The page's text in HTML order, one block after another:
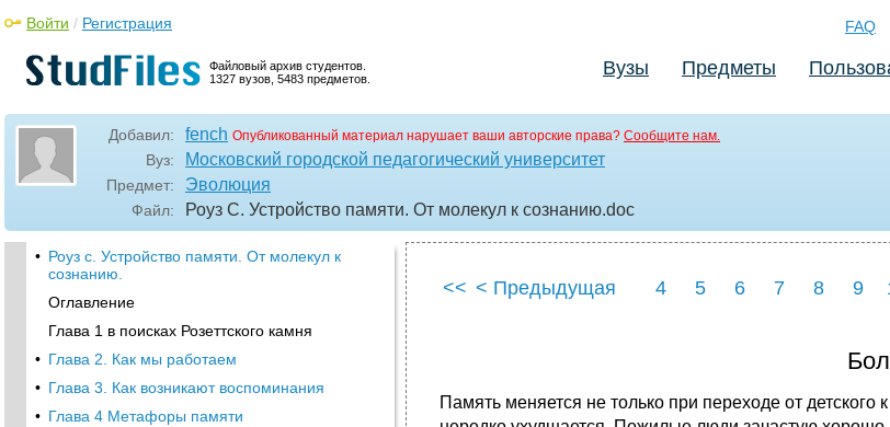
Файловый архив студентов.
1327 вузов, 5483 предметов.
Войти / Регистрация FAQ
Вузы Предметы
Добавил: fench Опубликованный материал нарушает ваши авторские права? Сообщите нам.
Вуз: Московский городской педагогический университет
Предмет: Эволюция
Файл: Роуз С. Устройство памяти. От молекул к сознанию.doc
• Роуз с. Устройство памяти. От молекул к
сознанию.
Оглавление
Глава 1 в поисках Розеттского камня
• Глава 2. Как мы работаем
• Глава 3. Как возникают воспоминания
• Глава 4 Метафоры памяти
<< < Предыдущая 4 5 6 7 8 9
Память меняется не только при переходе от детского